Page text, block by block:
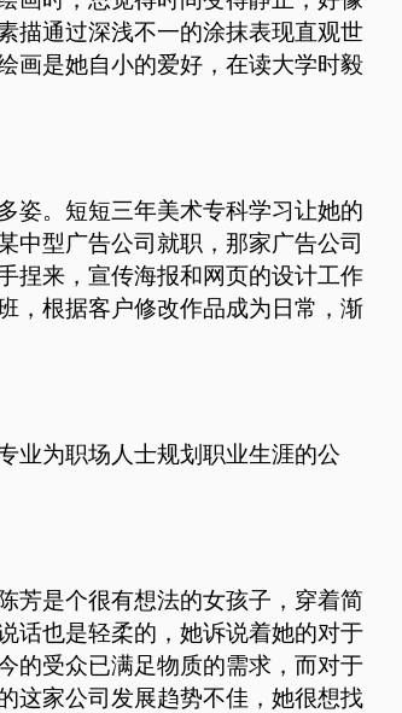
描通过深浅不一的涂抹表现直观世
画是她自小的爱好，在读大学时毅
姿。短短三年美术专科学习让她的
中型广告公司就职，那家广告公司
捏来，宣传海报和网页的设计工作
，根据客户修改作品成为日常，渐
业为职场人士规划职业生涯的公
芳是个很有想法的女孩子，穿着简
话也是轻柔的，她诉说着她的对于
的受众已满足物质的需求，而对于
这家公司发展趋势不佳，她很想找